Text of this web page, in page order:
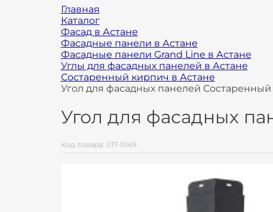
Главная
Каталог
Фасад в Астане
Фасадные панели в Астане
Фасадные панели Grand Line в Астане
Углы для фасадных панелей в Астане
Состаренный кирпич в Астане
Угол для фасадных панелей Состаренный
Угол для фасадных
Код товара: 017-0149